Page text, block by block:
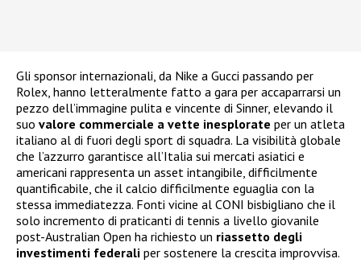
Gli sponsor internazionali, da Nike a Gucci passando per
Rolex, hanno letteralmente fatto a gara per accaparrarsi un
pezzo dell’immagine pulita e vincente di Sinner, elevando il
suo valore commerciale a vette inesplorate per un atleta
italiano al di fuori degli sport di squadra. La visibilità globale
che l’azzurro garantisce all’Italia sui mercati asiatici e
americani rappresenta un asset intangibile, difficilmente
quantificabile, che il calcio difficilmente eguaglia con la
stessa immediatezza. Fonti vicine al CONI bisbigliano che il
solo incremento di praticanti di tennis a livello giovanile
post-Australian Open ha richiesto un riassetto degli
investimenti federali per sostenere la crescita improvvisa.